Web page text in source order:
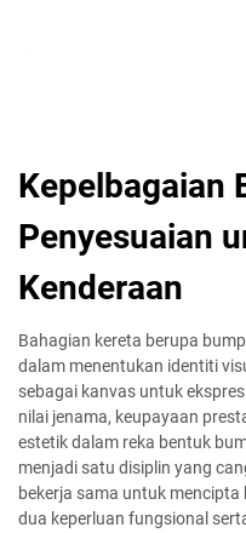
Kepelbagaian
Penyesuaian
Kenderaan
Bahagian kereta berupa
dalam menentukan identiti
sebagai kanvas untuk
nilai jenama, keupayaan
estetik dalam reka bentuk
menjadi satu disiplin yang
bekerja sama untuk
dua keperluan fungsional